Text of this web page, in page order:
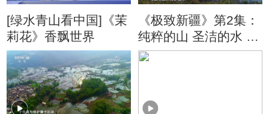
[绿水青山看中国]《茉
莉花》香飘世界
《极致新疆》第2集：
纯粹的山 圣洁的水 养
育了最质朴的人类